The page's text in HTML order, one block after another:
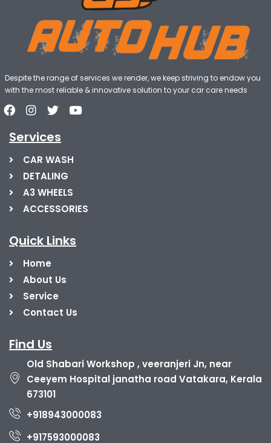
Despite the range of services we render, we keep striving to endow you
with the most reliable & innovative solution to your car care needs
Services
CAR WASH
DETALING
A3 WHEELS
ACCESSORIES
Quick Links
Home
About Us
Service
Contact Us
Find Us
Old Shabari Workshop , veeranjeri Jn, near
Ceeyem Hospital janatha road Vatakara, Kerala
673101
+918943000083
+917593000083